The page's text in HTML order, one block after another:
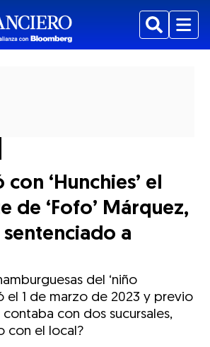
BuscarMenu
con ‘Hunchies’ el
de ‘Fofo’ Márquez,
a
del ‘niño
el 1 de marzo de 2023 y previo
con dos sucursales,
con el local?